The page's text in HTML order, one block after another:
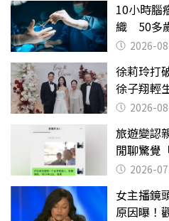
10小時腦
織 50多
2026-
徐莉玲打
徐子翔輕
2026-
旅遊變認
閒聊驚覺
2026-
女主播鏡
原因曝！